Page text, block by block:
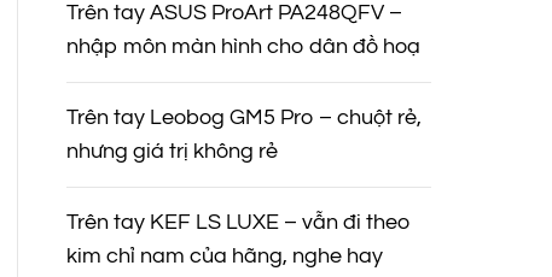
Trên tay ASUS ProArt PA248QFV –
nhập môn màn hình cho dân đồ hoạ
Trên tay Leobog GM5 Pro – chuột rẻ,
nhưng giá trị không rẻ
Trên tay KEF LS LUXE – vẫn đi theo
kim chỉ nam của hãng, nghe hay